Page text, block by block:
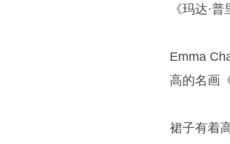
《玛达·普
Emma
高的名画
裙子有着